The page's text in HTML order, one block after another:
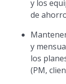
y los
de
y
los
(PM,